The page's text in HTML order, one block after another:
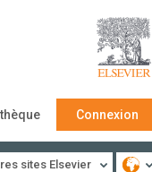
Connexion
sites Elsevier